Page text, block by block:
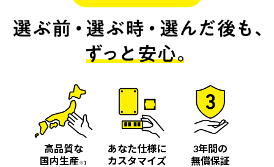
高品質な
国内生産※1
あなた仕様に
カスタマイズ
3年間の
無償保証